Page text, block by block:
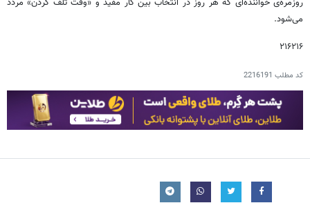
می‌شود.
۲۱۶۲۱۶
کد مطلب 2216191